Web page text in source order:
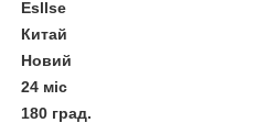
Esllse
Китай
Новий
24 міс
180 град.